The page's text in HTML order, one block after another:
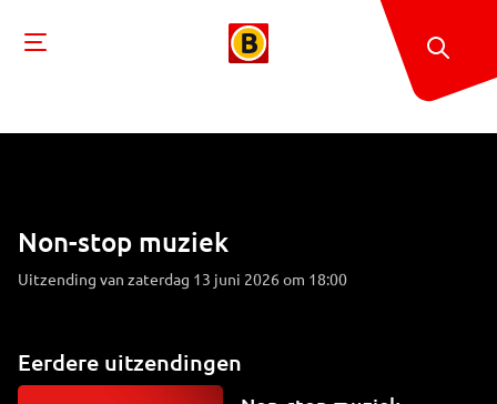
Non-stop muziek
Uitzending van zaterdag 13 juni 2026 om 18:00
Eerdere uitzendingen